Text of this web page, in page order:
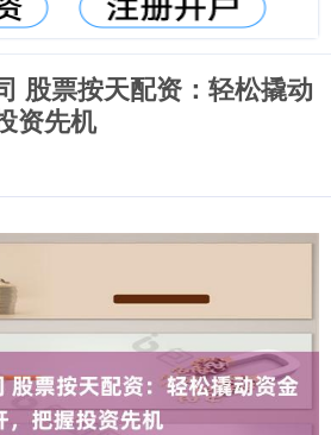
股票按天配资：轻松撬动
资先机